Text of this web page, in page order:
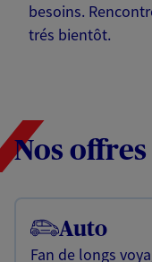
besoins.
trés bientôt.
Nos
Auto
Fan de longs